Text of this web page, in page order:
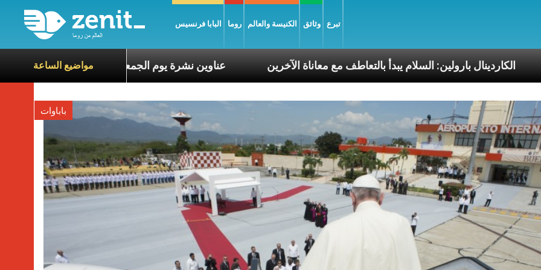
البابا فرنسيس روما الكنيسة والعالم وثائق تبرع
مواضيع الساعة
عناوين نشرة يوم الجمعة 7 آب 2026: السلام يُبنى بصبر يومًا بعد يوم الكاردينال بارولين: السلام يبدأ بالتعاطف مع معاناة الآخرين الرسوليّة
باباوات